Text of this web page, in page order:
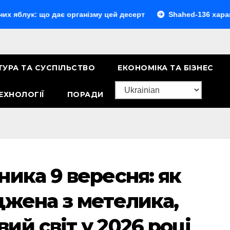
що дає організму цей десерт Shahed-136
ТА СУСПІЛЬСТВО ЕКОНОМІКА ТА БІЗНЕС
ПОРАДИ
9 вересня: як
з метелика,